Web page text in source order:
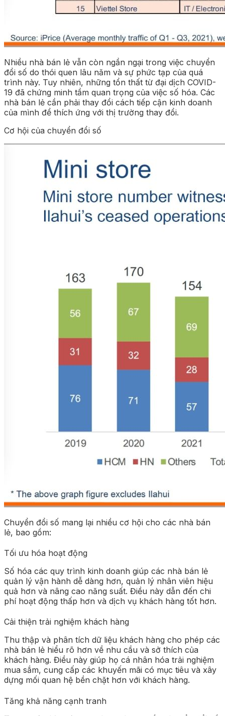
Nhiều nhà bán lẻ vẫn còn ngần ngại trong việc chuyển
đổi số do thói quen lâu năm và sự phức tạp của quá
trình này. Tuy nhiên, những tổn thất từ đại dịch COVID-
19 đã chứng minh tầm quan trọng của việc số hóa. Các
nhà bán lẻ cần phải thay đổi cách tiếp cận kinh doanh
của mình để thích ứng với thị trường thay đổi.
Cơ hội của chuyển đổi số
Chuyển đổi số mang lại nhiều cơ hội cho các nhà bán
lẻ, bao gồm:
Tối ưu hóa hoạt động
Số hóa các quy trình kinh doanh giúp các nhà bán lẻ
quản lý vận hành dễ dàng hơn, quản lý nhân viên hiệu
quả hơn và nâng cao năng suất. Điều này dẫn đến chi
phí hoạt động thấp hơn và dịch vụ khách hàng tốt hơn.
Cải thiện trải nghiệm khách hàng
Thu thập và phân tích dữ liệu khách hàng cho phép các
nhà bán lẻ hiểu rõ hơn về nhu cầu và sở thích của
khách hàng. Điều này giúp họ cá nhân hóa trải nghiệm
mua sắm, cung cấp các khuyến mãi có mục tiêu và xây
dựng mối quan hệ bền chặt hơn với khách hàng.
Tăng khả năng cạnh tranh